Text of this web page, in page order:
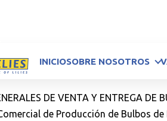
INICIOSOBRE NOSOTROS
DE VENTA Y ENTREGA DE
de Producción de Bulbos